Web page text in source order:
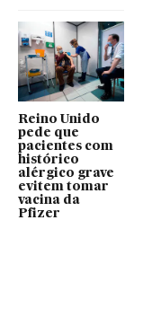
Reino Unido
pede que
pacientes com
histórico
alérgico grave
evitem tomar
vacina da
Pfizer